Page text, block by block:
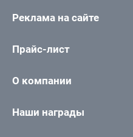
Реклама на сайте
Прайс-лист
О компании
Наши награды